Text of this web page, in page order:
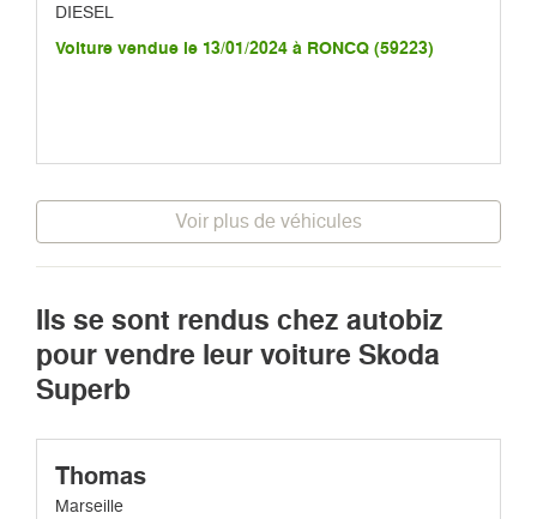
DIESEL
Voiture vendue le 13/01/2024 à RONCQ (59223)
Voir plus de véhicules
Ils se sont rendus chez autobiz
pour vendre leur voiture Skoda
Superb
Thomas
Marseille